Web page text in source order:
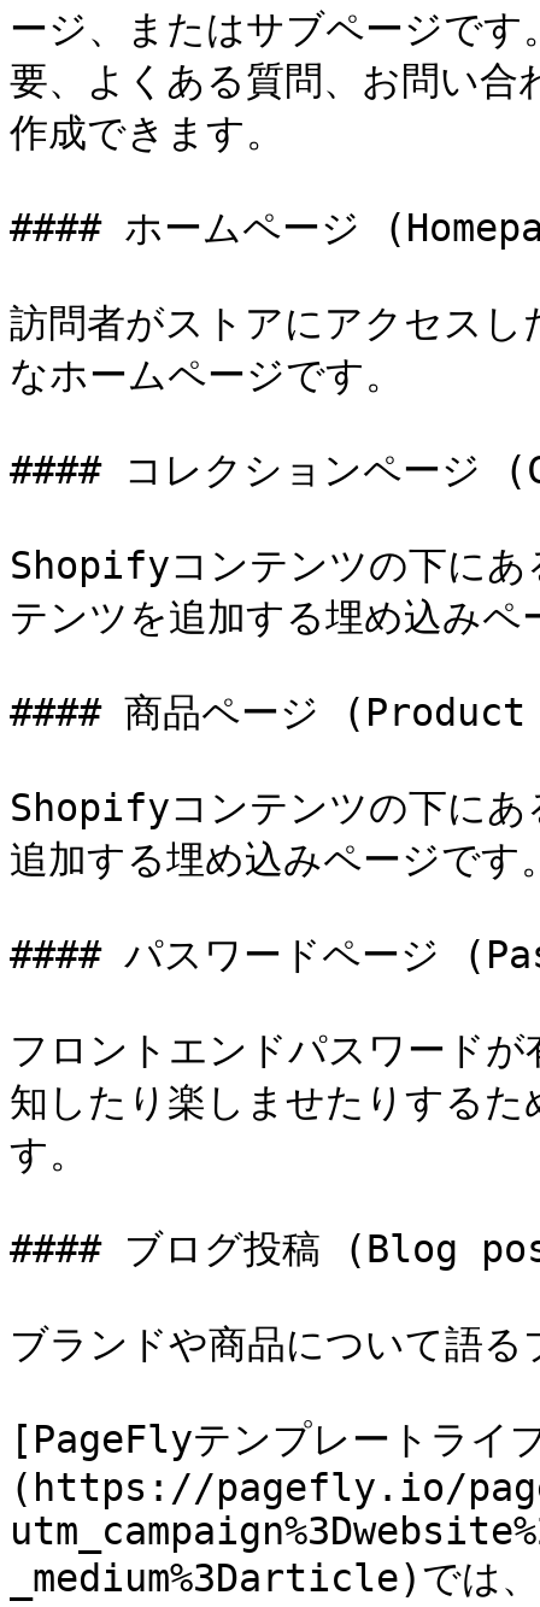
ージ、またはサブページで
要、よくある質問、お問い
作成できます。
#### ホームページ
訪問者がストアにアクセスし
なホームページです。
#### コレクションペー
Shopifyコンテンツの下にあ
テンツを追加する埋め込みペ
#### 商品ページ
Shopifyコンテンツの下にあ
追加する埋め込みページです
#### パスワードページ
フロントエンドパスワード
知したり楽しませたりする
す。
#### ブログ投稿 (Blog
ブランドや商品について語る
[PageFlyテンプレートライ
(https://pagefly.io/
_medium%3Darticle)では